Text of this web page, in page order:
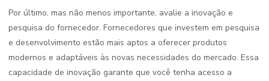
Por último, mas não menos importante, avalie a inovação e
pesquisa do fornecedor. Fornecedores que investem em pesquisa
e desenvolvimento estão mais aptos a oferecer produtos
modernos e adaptáveis às novas necessidades do mercado. Essa
capacidade de inovação garante que você tenha acesso a